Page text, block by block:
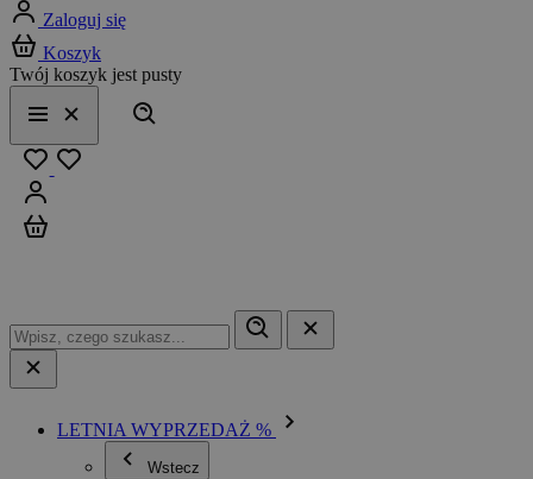
Zaloguj się
Koszyk
Twój koszyk jest pusty
Menu
Zamknij
LETNIA WYPRZEDAŻ %
Wstecz